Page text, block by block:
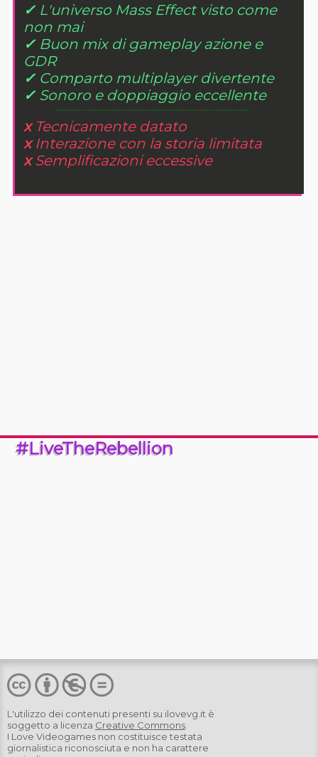
✓ L'universo Mass Effect visto come
non mai
✓ Buon mix di gameplay azione e
GDR
✓ Comparto multiplayer divertente
✓ Sonoro e doppiaggio eccellente
x Tecnicamente datato
xInterazione con la storia limitata
xSemplificazioni eccessive
#LiveTheRebellion
L'utilizzo dei contenuti presenti su ilovevg.it è
soggetto a licenza Creative Commons
I Love Videogames non costituisce testata
giornalistica riconosciuta e non ha carattere